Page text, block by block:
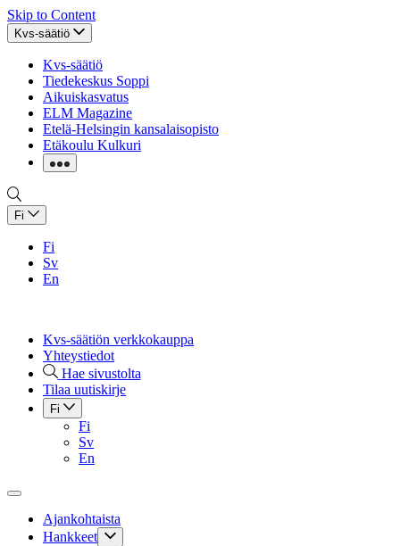
Skip to Content
Kvs-säätiö
Kvs-säätiö
Tiedekeskus Soppi
Aikuiskasvatus
ELM Magazine
Etelä-Helsingin kansalaisopisto
Etäkoulu Kulkuri
Fi
Fi
Sv
En
Kvs-säätiön verkkokauppa
Yhteystiedot
Hae sivustolta
Tilaa uutiskirje
Fi
Fi
Sv
En
Ajankohtaista
Hankkeet